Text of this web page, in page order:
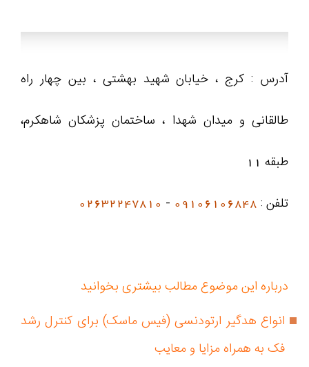
آدرس : کرج ، خیابان شهید بهشتی ، بین چهار راه
طالقانی و میدان شهدا ، ساختمان پزشکان شاهکرم،
طبقه 11
تلفن : 09106106848
-
02632247810
درباره این موضوع مطالب بیشتری بخوانید
انواع هدگیر ارتودنسی (فیس ماسک) برای کنترل رشد
فک به همراه مزایا و معایب